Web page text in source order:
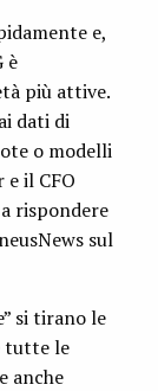
e,
è
più attive.
dati di
o modelli
il CFO
rispondere
sul
si tirano le
tutte le
anche